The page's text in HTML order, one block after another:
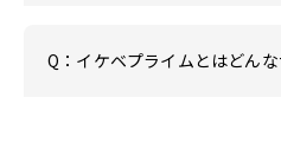
Q：イケベプライムとはどん